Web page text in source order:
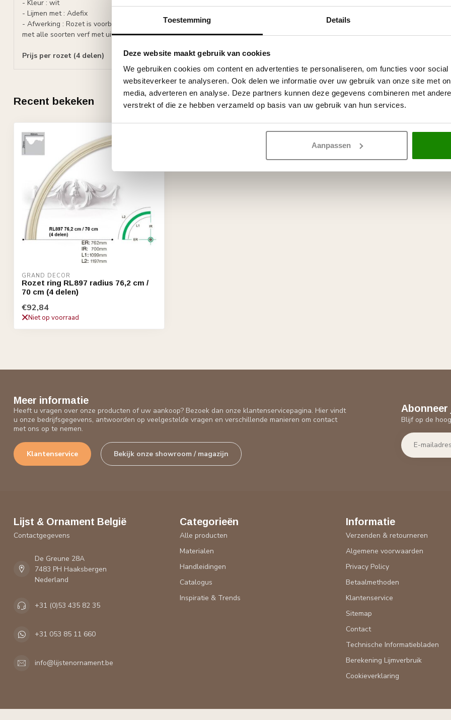
Toestemming Details
Deze website maakt gebruik van cookies
We gebruiken cookies om content en advertenties te personaliseren, om functies voor
websiteverkeer te analyseren. Ook delen we informatie over uw gebruik van onze site met
media, adverteren en analyse. Deze partners kunnen deze gegevens combineren met
verstrekt of die ze hebben verzameld op basis van uw gebruik van hun services.
Aanpassen
- Kleur : wit
- Lijmen met : Adefix
- Afwerking : Rozet is voorbehandeld met een watergedragen witte primer, overschilderbaar
met alle soorten verf met uitzondering van silicaathoudende verven.
Prijs per rozet (4 delen)
Recent bekeken
GRAND DECOR
Rozet ring RL897 radius 76,2 cm /
70 cm (4 delen)
€92,84
Niet op voorraad
Meer informatie
Heeft u vragen over onze producten of uw aankoop? Bezoek dan onze klantenservicepagina. Hier vindt
u onze bedrijfsgegevens, antwoorden op veelgestelde vragen en verschillende manieren om contact
met ons op te nemen.
Klantenservice Bekijk onze showroom / magazijn
Abonneer
Blijf op de
Lijst & Ornament België
Contactgegevens
De Greune 28A
7483 PH Haaksbergen
Nederland
+31 (0)53 435 82 35
+31 053 85 11 660
info@lijstenornament.be
Categorieën
Alle producten
Materialen
Handleidingen
Catalogus
Inspiratie & Trends
Informatie
Verzenden & retourneren
Algemene voorwaarden
Privacy Policy
Betaalmethoden
Klantenservice
Sitemap
Contact
Technische Informatiebladen
Berekening Lijmverbruik
Cookieverklaring